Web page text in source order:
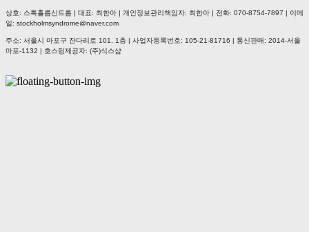
상호: 스톡홀름신드롬 | 대표: 최한아 | 개인정보관리책임자: 최한아 | 전화: 070-8754-7897 | 이메
일: stockholmsyndrome@naver.com
주소: 서울시 마포구 잔다리로 101, 1층 | 사업자등록번호: 105-21-81716 | 통신판매: 2014-서울
마포-1132 | 호스팅제공자: (주)식스샵